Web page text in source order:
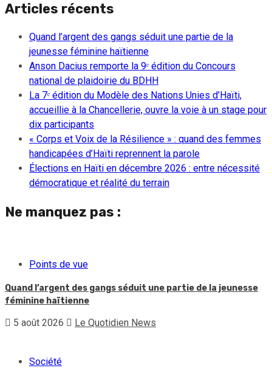
Articles récents
Quand l’argent des gangs séduit une partie de la
jeunesse féminine haïtienne
Anson Dacius remporte la 9ᵉ édition du Concours
national de plaidoirie du BDHH
La 7ᵉ édition du Modèle des Nations Unies d’Haïti,
accueillie à la Chancellerie, ouvre la voie à un stage pour
dix participants
« Corps et Voix de la Résilience » : quand des femmes
handicapées d’Haïti reprennent la parole
Élections en Haïti en décembre 2026 : entre nécessité
démocratique et réalité du terrain
Ne manquez pas :
Points de vue
Quand l’argent des gangs séduit une partie de la jeunesse
féminine haïtienne
5 août 2026 Le Quotidien News
Société